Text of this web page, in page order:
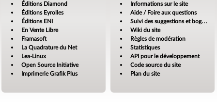
Éditions Diamond
Éditions Eyrolles
Éditions ENI
En Vente Libre
Framasoft
La Quadrature du Net
Lea-Linux
Open Source Initiative
Imprimerie Grafik Plus
Informations sur le site
Aide / Foire aux questions
Suivi des suggestions et bogues
Wiki du site
Règles de modération
Statistiques
API pour le développement
Code source du site
Plan du site